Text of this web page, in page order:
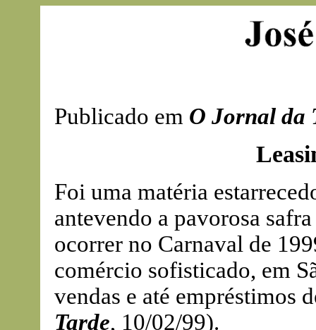
Publicado em O Jornal da
Foi uma matéria
antevendo a pavorosa
ocorrer no Carnaval de
comércio sofisticado, em
vendas e até empréstimos
Tarde, 10/02/99).